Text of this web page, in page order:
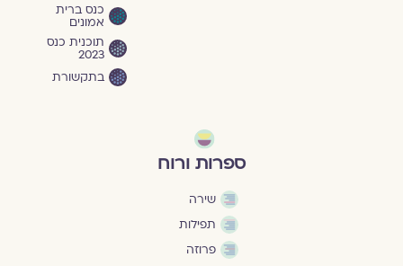
כנס ברית
אמונים
תוכנית כנס
2023
בתקשורת
ספרות ורוח
שירה
תפילות
פרוזה